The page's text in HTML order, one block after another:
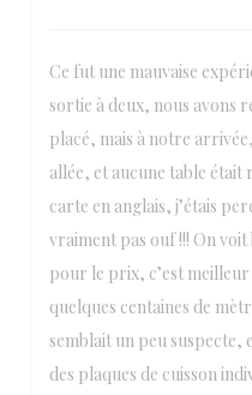
Ce fut une mauvaise
sortie à deux, nous avons
placé, mais à notre
allée, et aucune table était
carte en anglais, j’étais
vraiment pas ouf !!! On
pour le prix, c’est
quelques centaines de
semblait un peu suspecte,
des plaques de cuisson